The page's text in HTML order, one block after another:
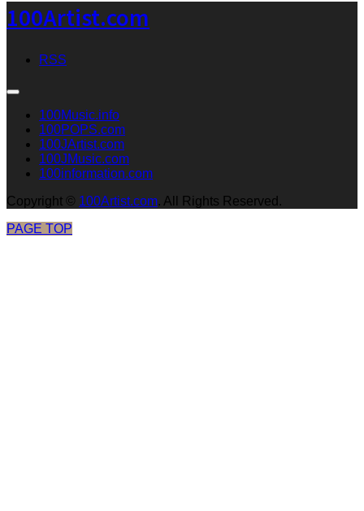
100Artist.com
RSS
100Music.info
100POPS.com
100JArtist.com
100JMusic.com
100information.com
Copyright © 100Artist.com. All Rights Reserved.
PAGE TOP